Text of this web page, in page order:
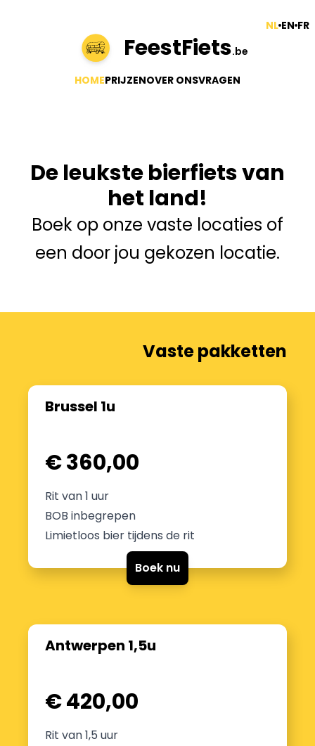
NL EN FR
FeestFiets.be
HOMEPRIJZENOVER ONSVRAGEN
De leukste bierfiets van
het land!
Boek op onze vaste locaties of
een door jou gekozen locatie.
Vaste pakketten
Brussel 1u
€ 360,00
Rit van 1 uur
BOB inbegrepen
Limietloos bier tijdens de rit
Boek nu
Antwerpen 1,5u
€ 420,00
Rit van 1,5 uur